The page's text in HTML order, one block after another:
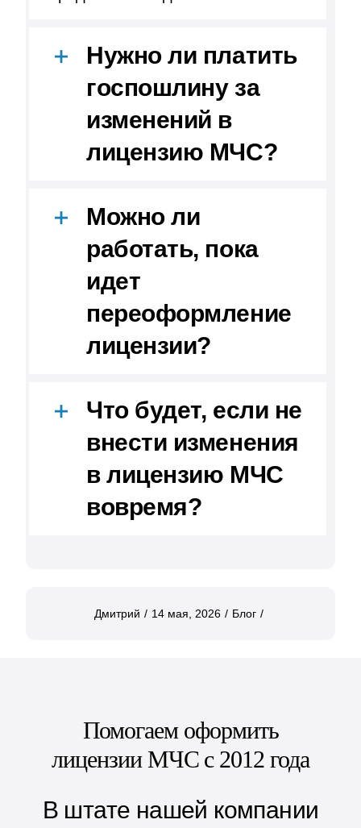
Нужно ли платить
госпошлину за
изменений в
лицензию МЧС?
Можно ли
работать, пока
идет
переоформление
лицензии?
Что будет, если не
внести изменения
в лицензию МЧС
вовремя?
Дмитрий / 14 мая, 2026 / Блог /
Помогаем оформить
лицензии МЧС с 2012 года
В штате нашей компании